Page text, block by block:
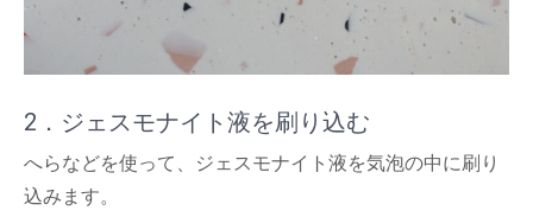
2．ジェスモナイト液を刷り込む
へらなどを使って、ジェスモナイト液を気泡の中に刷り
込みます。